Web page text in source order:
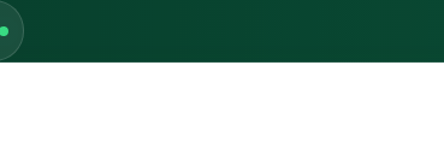
السعودية |